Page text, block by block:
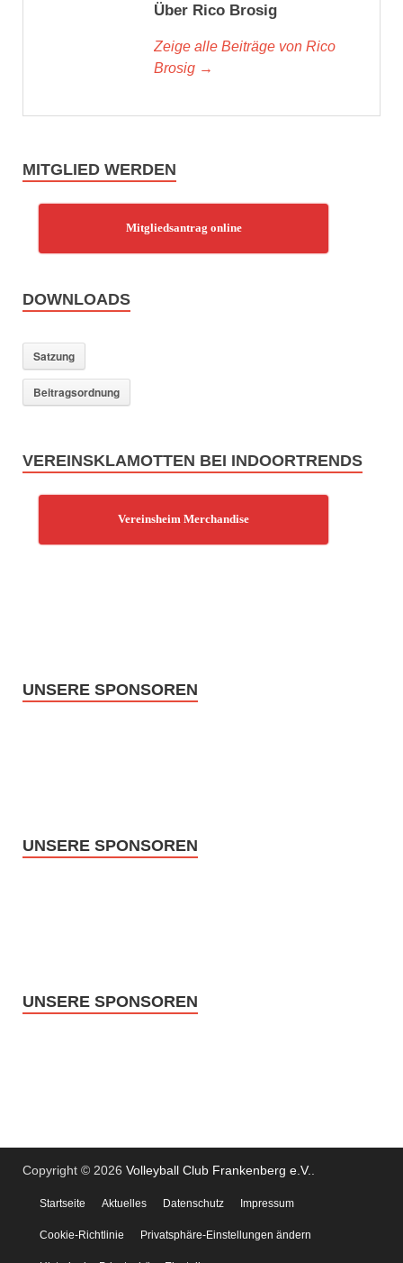
Über Rico Brosig
Zeige alle Beiträge von Rico
Brosig →
MITGLIED WERDEN
Mitgliedsantrag online
DOWNLOADS
Satzung
Beitragsordnung
VEREINSKLAMOTTEN BEI INDOORTRENDS
Vereinsheim Merchandise
UNSERE SPONSOREN
UNSERE SPONSOREN
UNSERE SPONSOREN
Copyright © 2026 Volleyball Club Frankenberg e.V.
Startseite Aktuelles Datenschutz Impressum
Cookie-Richtlinie Privatsphäre-Einstellungen ändern